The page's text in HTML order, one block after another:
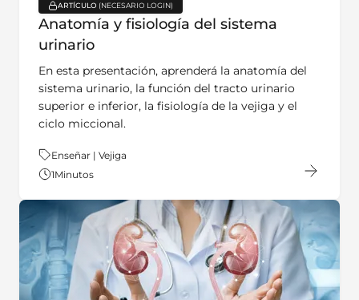
Anatomía y fisiología del sistema
urinario
key:global.content-type:
ARTÍCULO
En esta presentación, aprenderá la anatomía del
sistema urinario, la función del tracto urinario
superior e inferior, la fisiología de la vejiga y el
ciclo miccional.
Tema:
Enseñar | Vejiga
1Minutos